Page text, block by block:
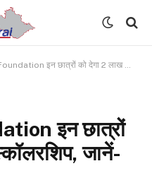
इन छात्रों को देगा 2 लाख का स्कॉलरशिप, जानें- कैसे करें आवेदन..
इन छात्रों
जानें-